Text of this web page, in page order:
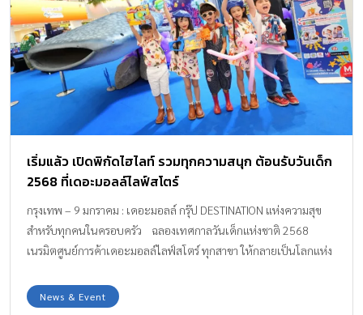
เริ่มแล้ว เปิดพิกัดไฮไลท์ รวมทุกความสนุก ต้อนรับวันเด็ก
2568 ที่เดอะมอลล์ไลฟ์สโตร์
กรุงเทพ – 9 มกราคม : เดอะมอลล์ กรุ๊ป DESTINATION แห่งความสุข
สำหรับทุกคนในครอบครัว ฉลองเทศกาลวันเด็กแห่งชาติ 2568
เนรมิตศูนย์การค้าเดอะมอลล์ไลฟ์สโตร์ ทุกสาขา ให้กลายเป็นโลกแห่ง
เสริมสร้างทักษะและมอบประสบการณ์แห่งการเรียนรู้รอบด้านในทุกมิติ
ให้กับเด็ก พร้อมเพิ่ม QUALITY TIME สร้างความทรงจำที่ดีให้กับทุก
News & Event